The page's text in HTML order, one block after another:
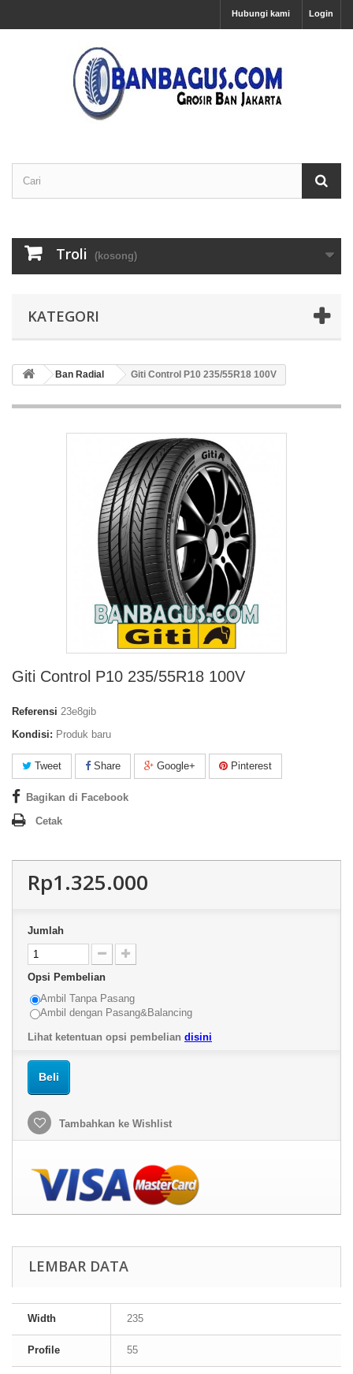
Login
Hubungi kami
Troli (kosong)
KATEGORI
Ban Radial Giti Control P10 235/55R18 100V
Giti Control P10 235/55R18 100V
Referensi 23e8gib
Kondisi: Produk baru
Tweet Share Google+ Pinterest
Bagikan di Facebook
Cetak
Rp1.325.000
Jumlah
Opsi Pembelian
Ambil Tanpa Pasang
Ambil dengan Pasang&Balancing
Lihat ketentuan opsi pembelian disini
Beli
Tambahkan ke Wishlist
LEMBAR DATA
Width 235
Profile 55